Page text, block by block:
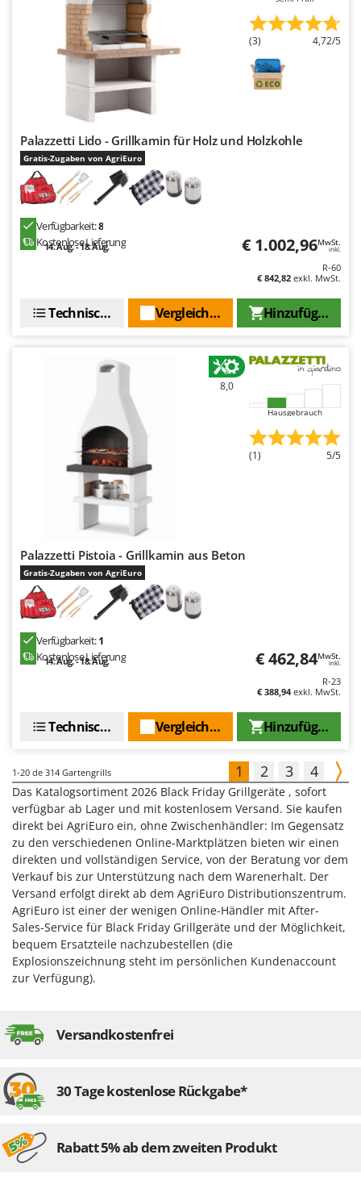
(3) 4,72/5
Palazzetti Lido - Grillkamin für Holz und Holzkohle
Gratis-Zugaben von AgriEuro
Verfügbarkeit:8
Kostenlose Lieferung
14. Aug. - 18. Aug. € 1.002,96MwSt.
inkl.
R-60
€ 842,82 exkl. MwSt.
Hinzufügen
Vergleichen Sie
Technische Daten
8,0
Hausgebrauch
(1) 5/5
Palazzetti Pistoia - Grillkamin aus Beton
Gratis-Zugaben von AgriEuro
Verfügbarkeit:1
Kostenlose Lieferung
14. Aug. - 18. Aug. € 462,84MwSt.
inkl.
R-23
€ 388,94exkl. MwSt.
Hinzufügen
Vergleichen Sie
Technische Daten
1-20 de 314 Gartengrills 1 2 3 4
Das Katalogsortiment 2026 Black Friday Grillgeräte , sofort
verfügbar ab Lager und mit kostenlosem Versand. Sie kaufen
direkt bei AgriEuro ein, ohne Zwischenhändler: Im Gegensatz
zu den verschiedenen Online-Marktplätzen bieten wir einen
direkten und vollständigen Service, von der Beratung vor dem
Verkauf bis zur Unterstützung nach dem Warenerhalt. Der
Versand erfolgt direkt ab dem AgriEuro Distributionszentrum.
AgriEuro ist einer der wenigen Online-Händler mit After-
Sales-Service für Black Friday Grillgeräte und der Möglichkeit,
bequem Ersatzteile nachzubestellen (die
Explosionszeichnung steht im persönlichen Kundenaccount
zur Verfügung).
Versandkostenfrei
30 Tage kostenlose Rückgabe*
Rabatt 5% ab dem zweiten Produkt